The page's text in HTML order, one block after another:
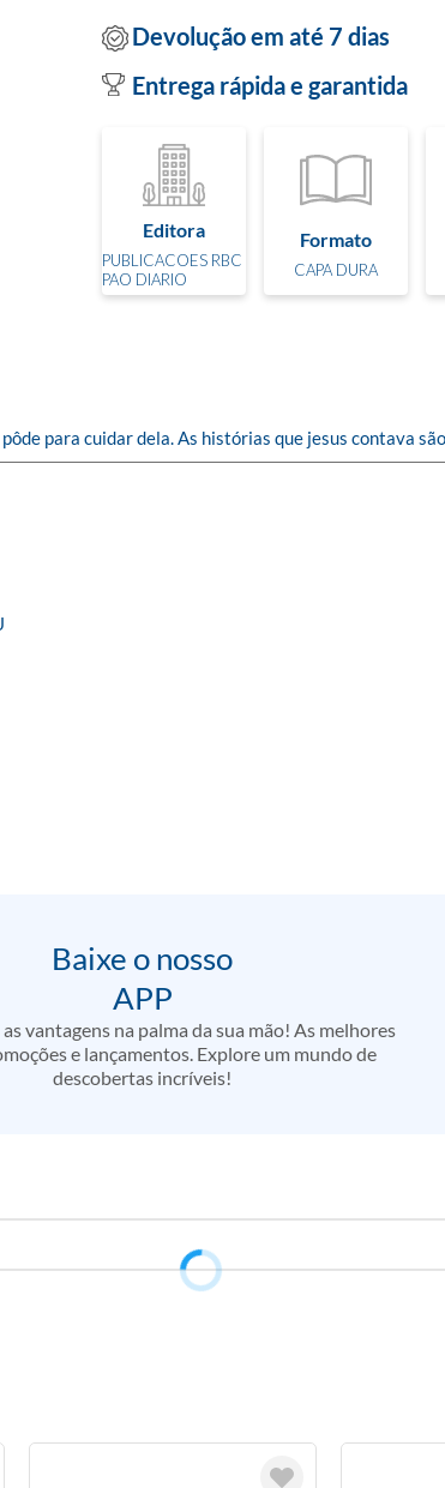
Devolução em até 7 dias
Entrega rápida e garantida
Editora
PUBLICACOES RBC
PAO DIARIO
Formato
CAPA DURA
para cuidar dela. As histórias que jesus contava
Baixe o nosso
APP
vantagens na palma da sua mão! As melhores
e lançamentos. Explore um mundo de
descobertas incríveis!